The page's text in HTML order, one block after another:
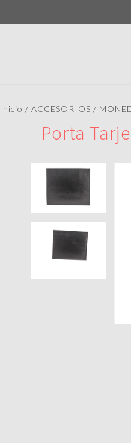
Inicio / ACCESORIOS /
Porta